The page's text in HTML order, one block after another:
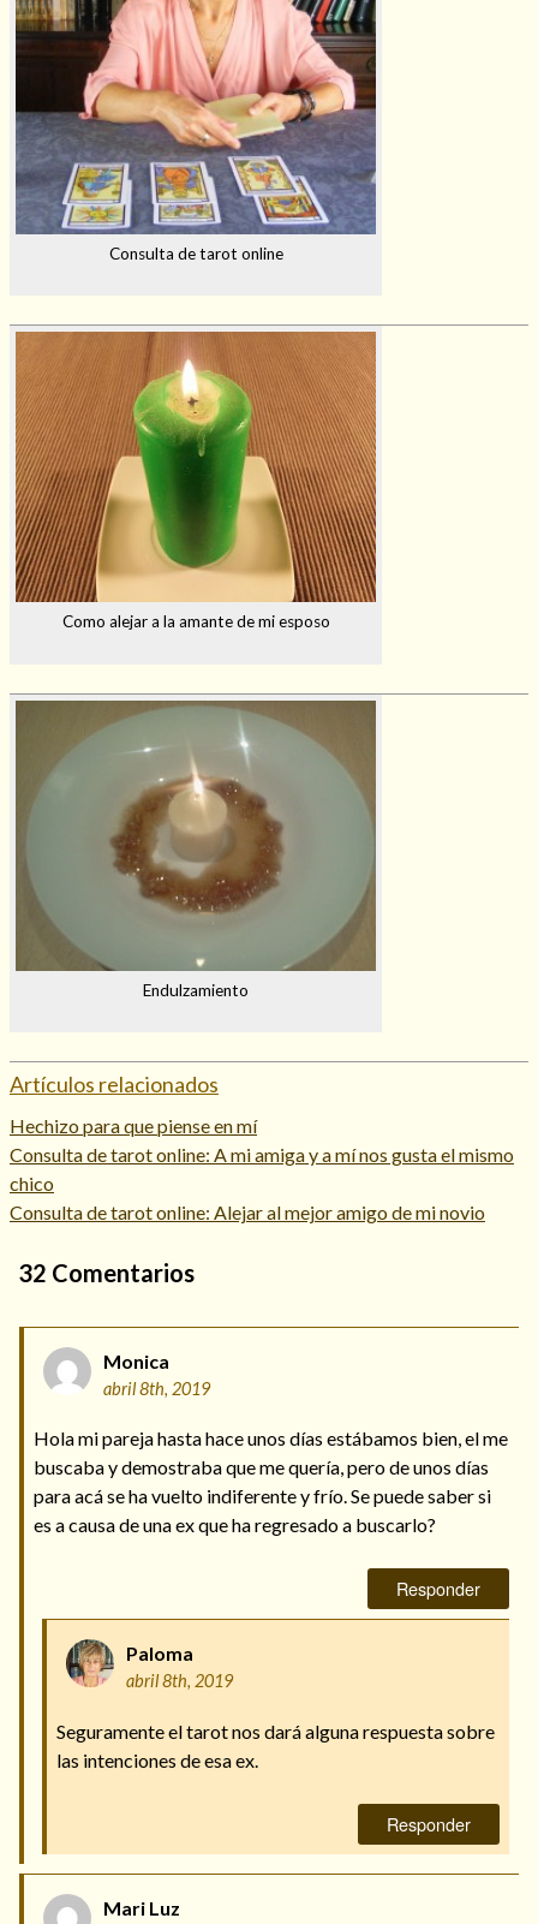
Consulta de tarot online
Como alejar a la amante de mi esposo
Endulzamiento
Artículos relacionados
Hechizo para que piense en mí
Consulta de tarot online: A mi amiga y a mí nos gusta el mismo
chico
Consulta de tarot online: Alejar al mejor amigo de mi novio
32 Comentarios
Monica
abril 8th, 2019
Hola mi pareja hasta hace unos días estábamos bien, el me
buscaba y demostraba que me quería, pero de unos días
para acá se ha vuelto indiferente y frío. Se puede saber si
es a causa de una ex que ha regresado a buscarlo?
Responder
Paloma
abril 8th, 2019
Seguramente el tarot nos dará alguna respuesta sobre
las intenciones de esa ex.
Responder
Mari Luz